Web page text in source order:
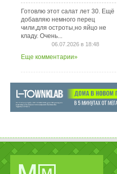
Готовлю этот салат лет 30. Ещё
добавляю немного перец
чили,для остроты,но яйцо не
кладу. Очень...
06.07.2026 в 18:48
Еще комментарии»